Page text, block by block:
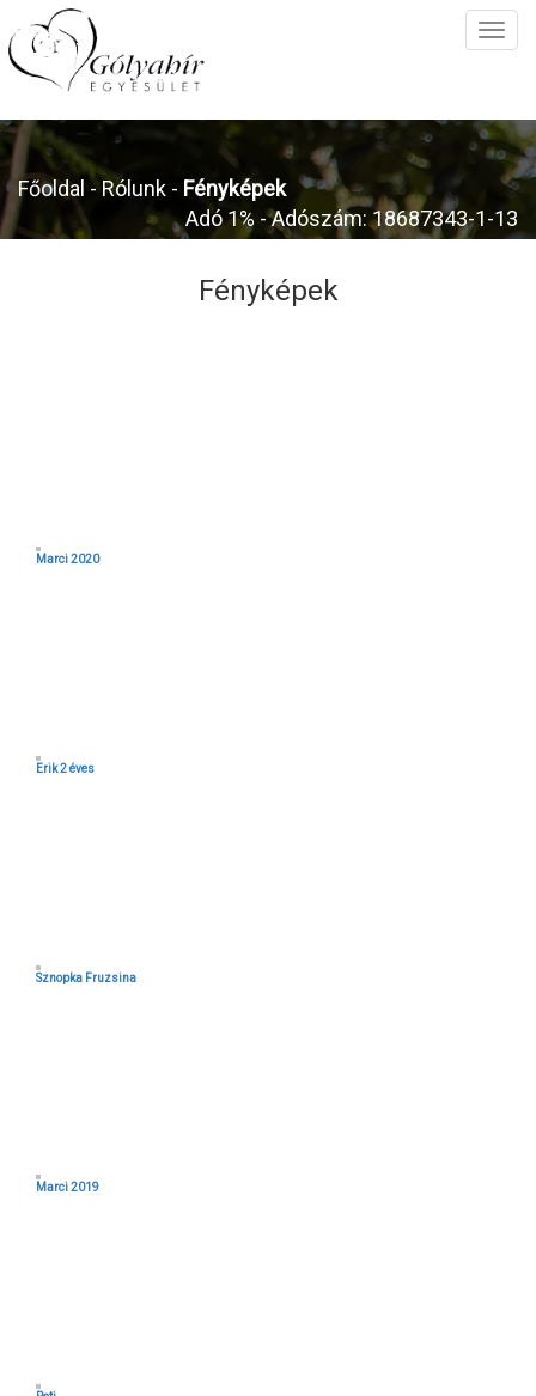
Főoldal - Rólunk - Fényképek
Adó 1% - Adószám: 18687343-1-13
Fényképek
Marci 2020
Erik 2 éves
Sznopka Fruzsina
Marci 2019